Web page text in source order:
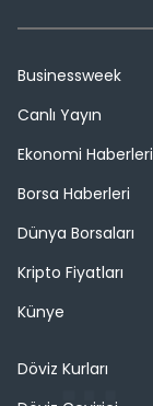
Businessweek
Canlı Yayın
Ekonomi Haberleri
Borsa Haberleri
Dünya Borsaları
Kripto Fiyatları
Künye
Döviz Kurları